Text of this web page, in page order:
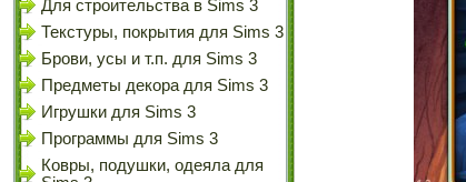
Для строительства в Sims 3
Текстуры, покрытия для Sims 3
Брови, усы и т.п. для Sims 3
Предметы декора для Sims 3
Игрушки для Sims 3
Программы для Sims 3
Ковры, подушки, одеяла для